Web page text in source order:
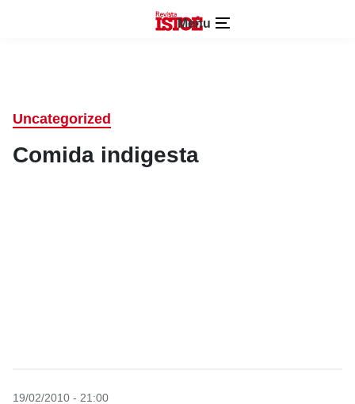
Menu
Uncategorized
Comida indigesta
19/02/2010 - 21:00